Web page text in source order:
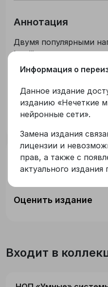
Аннотация
Двумя популярными
Intelligence являются
множеств (fuzzy sets)
является
курсом в эти два
ориентировано на
подготовки и
информационных
Читать полностью
Библиографическая
Оценить издание
Входит в
Информация о
Данное издание
изданию «Нечеткие
нейронные сети».
Замена издания
лицензии и
прав, а также с
актуального